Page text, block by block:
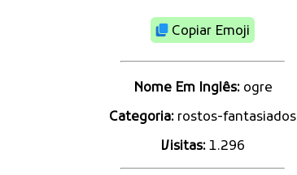
Copiar Emoji
Nome Em Inglês: ogre
Categoria: rostos-fantasiados
Visitas:1.296